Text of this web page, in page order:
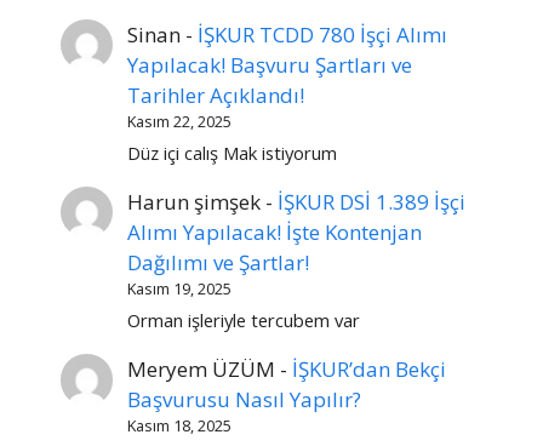
Sinan - İŞKUR TCDD 780 İşçi Alımı
Yapılacak! Başvuru Şartları ve
Tarihler Açıklandı!
Kasım 22, 2025
Düz içi calış Mak istiyorum
Harun şimşek - İŞKUR DSİ 1.389 İşçi
Alımı Yapılacak! İşte Kontenjan
Dağılımı ve Şartlar!
Kasım 19, 2025
Orman işleriyle tercubem var
Meryem ÜZÜM - İŞKUR’dan Bekçi
Başvurusu Nasıl Yapılır?
Kasım 18, 2025